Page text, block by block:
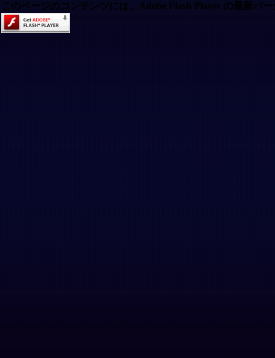
このページのコンテンツには、Adobe Flash Player の最新バ